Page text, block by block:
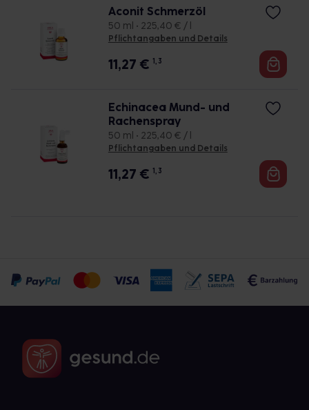
Aconit Schmerzöl
50 ml • 225,40 € / l
Pflichtangaben und Details
11,27 € 1, 3
Echinacea Mund- und
Rachenspray
50 ml • 225,40 € / l
Pflichtangaben und Details
11,27 € 1, 3